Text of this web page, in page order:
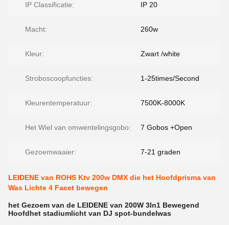
IP Classificatie: IP 20
Macht: 260w
Kleur: Zwart /white
Stroboscoopfuncties: 1-25times/Second
Kleurentemperatuur: 7500K-8000K
Het Wiel van omwentelingsgobo: 7 Gobos +Open
Gezoemwaaier: 7-21 graden
LEIDENE van ROHS Ktv 200w DMX die het Hoofdprisma van
Was Lichte 4 Facet bewegen
het Gezoem van de LEIDENE van 200W 3In1 Bewegend
Hoofdhet stadiumlicht van DJ spot-bundelwas